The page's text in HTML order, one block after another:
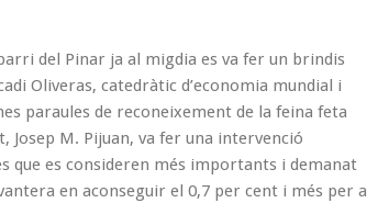
del Pinar ja al migdia es va fer un brindis
Oliveras, catedràtic d’economia mundial i
paraules de reconeixement de la feina feta
Josep M. Pijuan, va fer una intervenció
que es consideren més importants i demanat
en aconseguir el 0,7 per cent i més per a